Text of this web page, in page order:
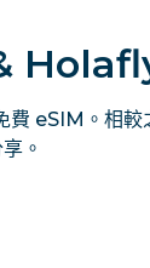
eSIM。相
。